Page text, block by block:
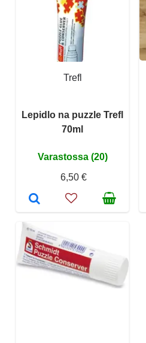
Trefl
Lepidlo na puzzle Trefl
70ml
Varastossa (20)
6,50 €